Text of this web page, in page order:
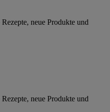
neue Produkte und
neue Produkte und